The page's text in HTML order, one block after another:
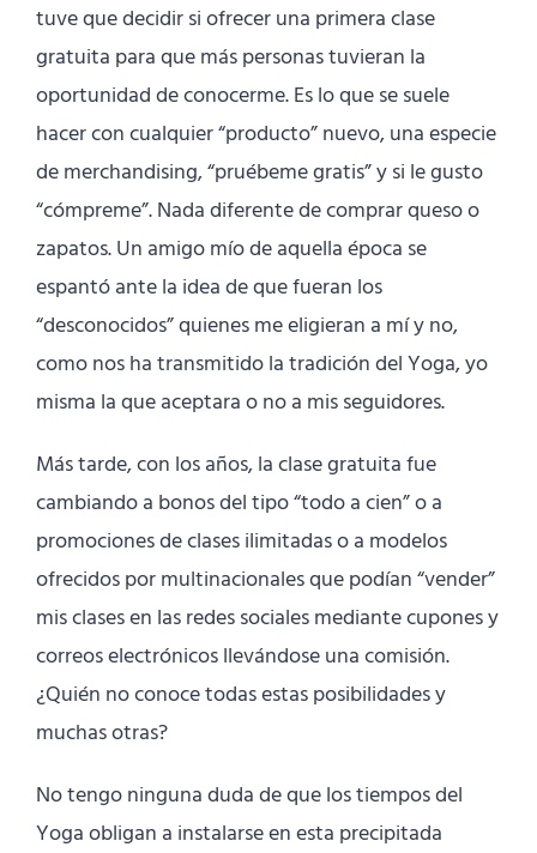
tuve que decidir si ofrecer una primera clase
gratuita para que más personas tuvieran la
oportunidad de conocerme. Es lo que se suele
hacer con cualquier “producto” nuevo, una especie
de merchandising, “pruébeme gratis” y si le gusto
“cómpreme”. Nada diferente de comprar queso o
zapatos. Un amigo mío de aquella época se
espantó ante la idea de que fueran los
“desconocidos” quienes me eligieran a mí y no,
como nos ha transmitido la tradición del Yoga, yo
misma la que aceptara o no a mis seguidores.
Más tarde, con los años, la clase gratuita fue
cambiando a bonos del tipo “todo a cien” o a
promociones de clases ilimitadas o a modelos
ofrecidos por multinacionales que podían “vender”
mis clases en las redes sociales mediante cupones y
correos electrónicos llevándose una comisión.
¿Quién no conoce todas estas posibilidades y
muchas otras?
No tengo ninguna duda de que los tiempos del
Yoga obligan a instalarse en esta precipitada